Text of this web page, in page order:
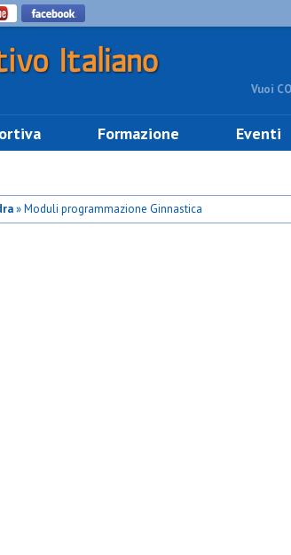
Vuoi
Formazione Eventi
» Moduli programmazione Ginnastica